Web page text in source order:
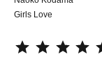
Girls Love